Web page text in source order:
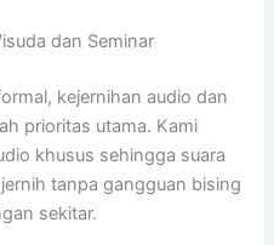
dan Seminar
kejernihan audio dan
prioritas utama. Kami
khusus sehingga suara
tanpa gangguan bising
sekitar.